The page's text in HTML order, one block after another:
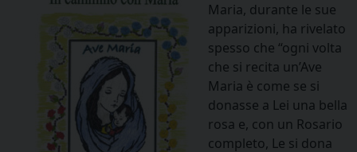
Maria, durante le sue
apparizioni, ha rivelato
spesso che “ogni volta
che si recita un’Ave
Maria è come se si
donasse a Lei una bella
rosa e, con un Rosario
completo, Le si dona